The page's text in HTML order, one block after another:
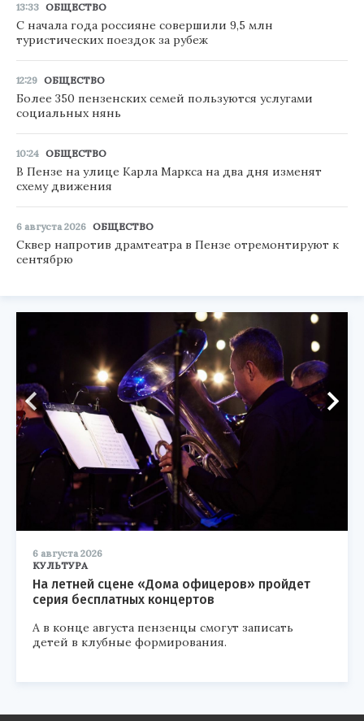
13:33 ОБЩЕСТВО
С начала года россияне совершили 9,5 млн
туристических поездок за рубеж
12:29 ОБЩЕСТВО
Более 350 пензенских семей пользуются услугами
социальных нянь
10:24 ОБЩЕСТВО
В Пензе на улице Карла Маркса на два дня изменят
схему движения
6 августа 2026 ОБЩЕСТВО
Сквер напротив драмтеатра в Пензе отремонтируют к
сентябрю
6 августа 2026
КУЛЬТУРА
На летней сцене «Дома офицеров» пройдет
серия бесплатных концертов
А в конце августа пензенцы смогут записать
детей в клубные формирования.